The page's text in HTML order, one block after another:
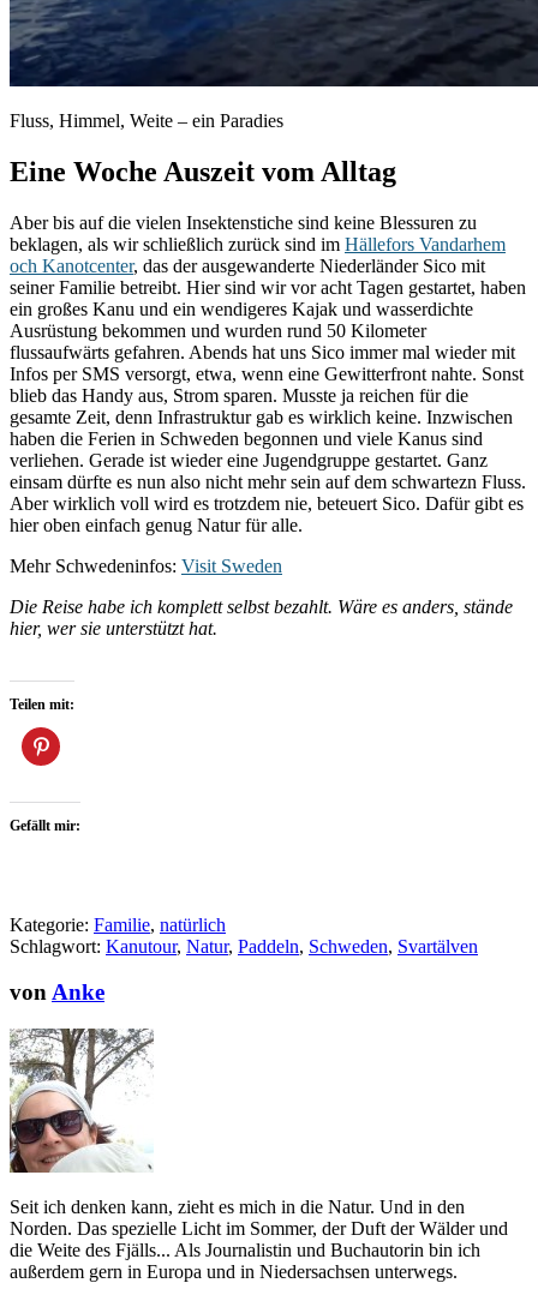
Fluss, Himmel, Weite – ein Paradies
Eine Woche Auszeit vom Alltag
Aber bis auf die vielen Insektenstiche sind keine Blessuren zu
beklagen, als wir schließlich zurück sind im Hällefors Vandarhem
och Kanotcenter, das der ausgewanderte Niederländer Sico mit
seiner Familie betreibt. Hier sind wir vor acht Tagen gestartet, haben
ein großes Kanu und ein wendigeres Kajak und wasserdichte
Ausrüstung bekommen und wurden rund 50 Kilometer
flussaufwärts gefahren. Abends hat uns Sico immer mal wieder mit
Infos per SMS versorgt, etwa, wenn eine Gewitterfront nahte. Sonst
blieb das Handy aus, Strom sparen. Musste ja reichen für die
gesamte Zeit, denn Infrastruktur gab es wirklich keine. Inzwischen
haben die Ferien in Schweden begonnen und viele Kanus sind
verliehen. Gerade ist wieder eine Jugendgruppe gestartet. Ganz
einsam dürfte es nun also nicht mehr sein auf dem schwartezn Fluss.
Aber wirklich voll wird es trotzdem nie, beteuert Sico. Dafür gibt es
hier oben einfach genug Natur für alle.
Mehr Schwedeninfos: Visit Sweden
Die Reise habe ich komplett selbst bezahlt. Wäre es anders, stände
hier, wer sie unterstützt hat.
Teilen mit:
Gefällt mir:
Kategorie: Familie, natürlich
Schlagwort: Kanutour, Natur, Paddeln, Schweden, Svartälven
vonAnke
Seit ich denken kann, zieht es mich in die Natur. Und in den
Norden. Das spezielle Licht im Sommer, der Duft der Wälder und
die Weite des Fjälls... Als Journalistin und Buchautorin bin ich
außerdem gern in Europa und in Niedersachsen unterwegs.